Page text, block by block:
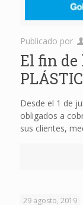
Publicado por
El fin de
Desde el 1 de
obligados a
sus clientes,
29 agosto, 2019